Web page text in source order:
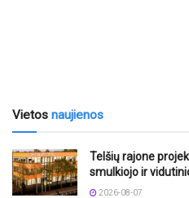
Vietos naujienos
Telšių rajone
smulkiojo ir
2026-08-07